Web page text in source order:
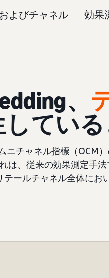
よびチャネル 効果
、
てい
チャネル指標（OCM
は、従来の効果測定手
ールチャネル全体にお